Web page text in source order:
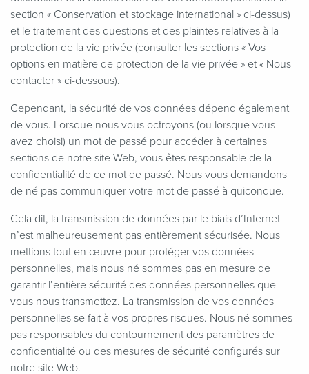
section « Conservation et stockage international » ci-dessus)
et le traitement des questions et des plaintes relatives à la
protection de la vie privée (consulter les sections « Vos
options en matière de protection de la vie privée » et « Nous
contacter » ci-dessous).
Cependant, la sécurité de vos données dépend également
de vous. Lorsque nous vous octroyons (ou lorsque vous
avez choisi) un mot de passé pour accéder à certaines
sections de notre site Web, vous êtes responsable de la
confidentialité de ce mot de passé. Nous vous demandons
de né pas communiquer votre mot de passé à quiconque.
Cela dit, la transmission de données par le biais d’Internet
n’est malheureusement pas entièrement sécurisée. Nous
mettions tout en œuvre pour protéger vos données
personnelles, mais nous né sommes pas en mesure de
garantir l’entière sécurité des données personnelles que
vous nous transmettez. La transmission de vos données
personnelles se fait à vos propres risques. Nous né sommes
pas responsables du contournement des paramètres de
confidentialité ou des mesures de sécurité configurés sur
notre site Web.